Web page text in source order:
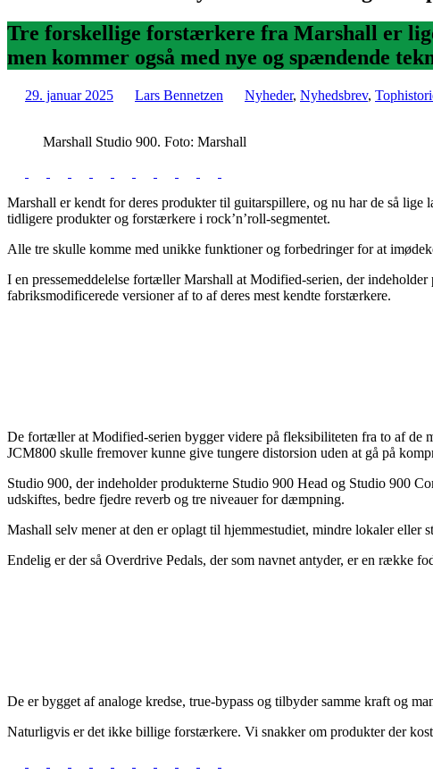
Tre forskellige forstærkere fra Marshall er
men kommer også med nye og spændende
29. januar 2025 Lars Bennetzen Nyheder, Nyhedsbrev,
Marshall Studio 900. Foto: Marshall
Marshall er kendt for deres produkter til guitarspillere, og nu har de så
tidligere produkter og forstærkere i rock’n’roll-segmentet.
Alle tre skulle komme med unikke funktioner og forbedringer for at
I en pressemeddelelse fortæller Marshall at Modified-serien, der
fabriksmodificerede versioner af to af deres mest kendte forstærkere.
De fortæller at Modified-serien bygger videre på fleksibiliteten fra to af de
JCM800 skulle fremover kunne give tungere distorsion uden at gå på
Studio 900, der indeholder produkterne Studio 900 Head og Studio 900
udskiftes, bedre fjedre reverb og tre niveauer for dæmpning.
Mashall selv mener at den er oplagt til hjemmestudiet, mindre lokaler
Endelig er der så Overdrive Pedals, der som navnet antyder, er en række
De er bygget af analoge kredse, true-bypass og tilbyder samme kraft og
Naturligvis er det ikke billige forstærkere. Vi snakker om produkter der